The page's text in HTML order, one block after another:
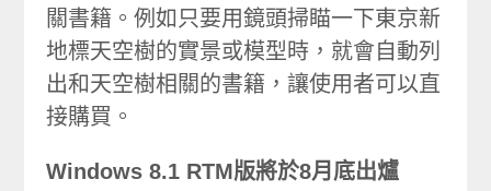
關書籍。例如只要用鏡頭掃瞄一下東京新
地標天空樹的實景或模型時，就會自動列
出和天空樹相關的書籍，讓使用者可以直
接購買。
Windows 8.1 RTM版將於8月底出爐